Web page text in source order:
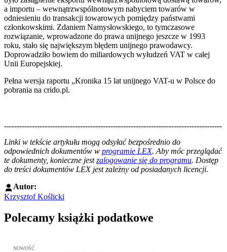
a importu – wewnątrzwspólnotowym nabyciem towarów w
odniesieniu do transakcji towarowych pomiędzy państwami
członkowskimi. Zdaniem Namysłowskiego, to tymczasowe
rozwiązanie, wprowadzone do prawa unijnego jeszcze w 1993
roku, stało się największym błędem unijnego prawodawcy.
Doprowadziło bowiem do miliardowych wyłudzeń VAT w całej
Unii Europejskiej.
Pełna wersja raportu „Kronika 15 lat unijnego VAT-u w Polsce do
pobrania na crido.pl.
--------------------------------------------------------------------------------------
Linki w tekście artykułu mogą odsyłać bezpośrednio do
odpowiednich dokumentów w programie LEX. Aby móc przeglądać
te dokumenty, konieczne jestzalogowanie się do programu. Dostęp
do treści dokumentów LEX jest zależny od posiadanych licencji.
Autor:
Krzysztof Koślicki
Polecamy książki podatkowe
Przejdź do: JPK_VAT krok po kroku ebook, Patrycja Kubiesa -
NOWOŚĆ